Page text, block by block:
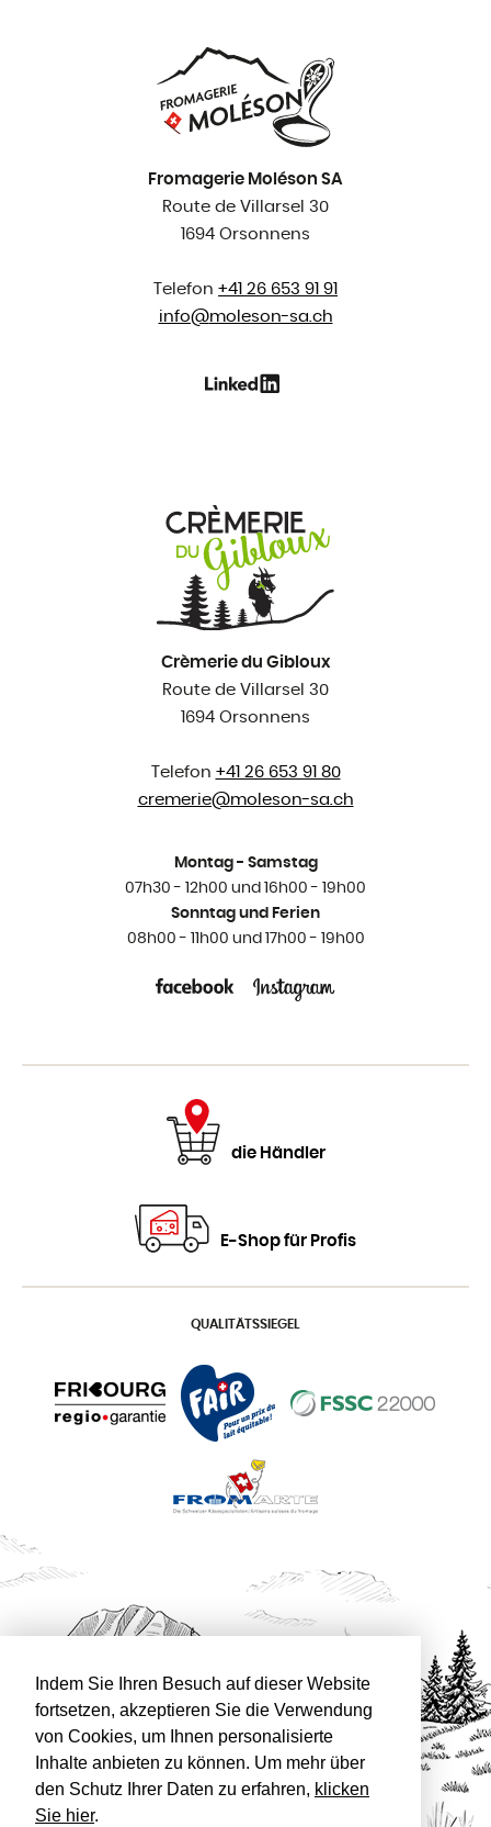
Indem Sie Ihren Besuch auf dieser Website
fortsetzen, akzeptieren Sie die Verwendung
von Cookies, um Ihnen personalisierte
Inhalte anbieten zu können. Um mehr über
den Schutz Ihrer Daten zu erfahren, klicken
Sie hier.
Fromagerie Moléson SA
Route de Villarsel 30
1694 Orsonnens
Telefon +41 26 653 91 91
info@moleson-sa.ch
Crèmerie du Gibloux
Route de Villarsel 30
1694 Orsonnens
Telefon +41 26 653 91 80
cremerie@moleson-sa.ch
Montag - Samstag
07h30 - 12h00 und 16h00 - 19h00
Sonntag und Ferien
08h00 - 11h00 und 17h00 - 19h00
die Händler
E-Shop für Profis
QUALITÄTSSIEGEL